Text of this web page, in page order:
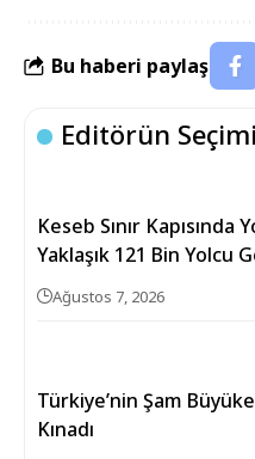
Bu haberi paylaş
Editörün Seçimi
Keseb Sınır
Yaklaşık 121 Bin Yolcu
Ağustos 7, 2026
Türkiye’nin Şam
Kınadı